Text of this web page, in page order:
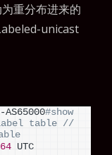
重分布进来的
unicast
AS65000#show
table //
UTC